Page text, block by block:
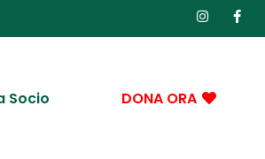
Socio DONA ORA